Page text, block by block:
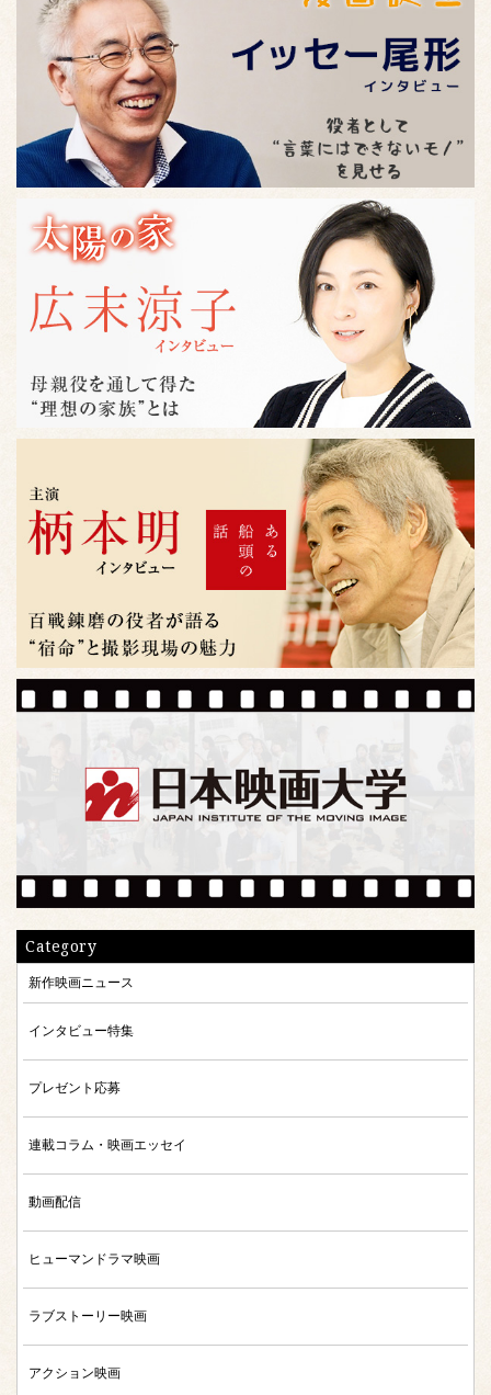
Category
新作映画ニュース
インタビュー特集
プレゼント応募
連載コラム・映画エッセイ
動画配信
ヒューマンドラマ映画
ラブストーリー映画
アクション映画